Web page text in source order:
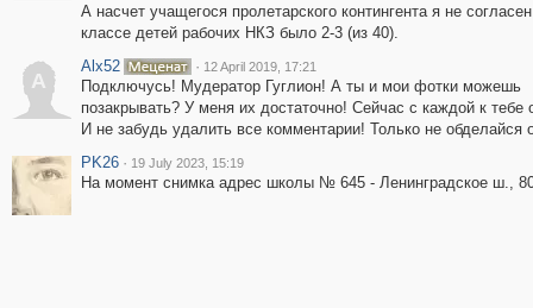
А насчет учащегося пролетарского контингента я не
классе детей рабочих НКЗ было 2-3 (из 40).
A
Alx52 · 12 April 2019, 17:21
Подключусь! Мудератор Гуглион! А ты и мои фотки можешь
позакрывать? У меня их достаточно! Сейчас с каждой к тебе
И не забудь удалить все комментарии! Только не обделайся
PK26 · 19 July 2023, 15:19
На момент снимка адрес школы № 645 - Ленинградское ш.,